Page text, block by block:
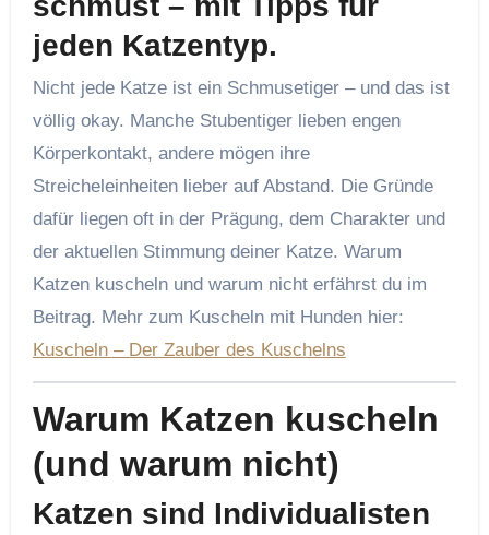
jeden Katzentyp.
Nicht jede Katze ist ein Schmusetiger – und das ist
völlig okay. Manche Stubentiger lieben engen
Körperkontakt, andere mögen ihre
Streicheleinheiten lieber auf Abstand. Die Gründe
dafür liegen oft in der Prägung, dem Charakter und
der aktuellen Stimmung deiner Katze. Warum
Katzen kuscheln und warum nicht erfährst du im
Beitrag. Mehr zum Kuscheln mit Hunden hier:
Kuscheln – Der Zauber des Kuschelns
Warum Katzen kuscheln
(und warum nicht)
Katzen sind Individualisten